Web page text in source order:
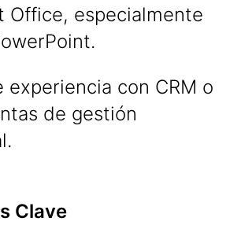
Office, especialmente
experiencia con CRM o
de gestión
Clave